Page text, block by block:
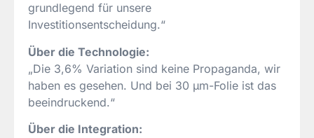
grundlegend für unsere
Investitionsentscheidung.“
Über die Technologie:
„Die 3,6% Variation sind keine Propaganda, wir
haben es gesehen. Und bei 30 µm-Folie ist das
beeindruckend.“
Über die Integration: